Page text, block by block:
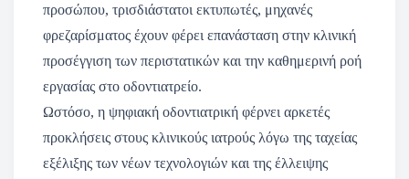
προσώπου, τρισδιάστατοι εκτυπωτές, μηχανές
φρεζαρίσματος έχουν φέρει επανάσταση στην κλινική
προσέγγιση των περιστατικών και την καθημερινή ροή
εργασίας στο οδοντιατρείο.
Ωστόσο, η ψηφιακή οδοντιατρική φέρνει αρκετές
προκλήσεις στους κλινικούς ιατρούς λόγω της ταχείας
εξέλιξης των νέων τεχνολογιών και της έλλειψης